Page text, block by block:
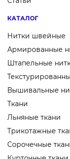
КАТАЛОГ
Нитки швейные
Армированные
Штапельные
Вышивальные
Ткани
Льняные ткани
Трикотажные
Сорочечные